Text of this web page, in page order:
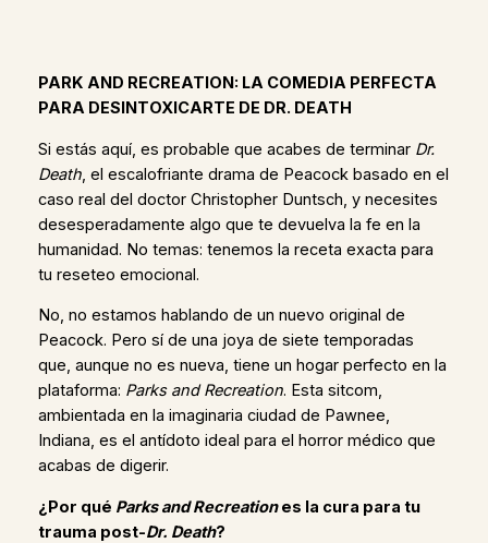
PARK AND RECREATION: LA COMEDIA PERFECTA
PARA DESINTOXICARTE DE DR. DEATH
Si estás aquí, es probable que acabes de terminar Dr.
Death, el escalofriante drama de Peacock basado en el
caso real del doctor Christopher Duntsch, y necesites
desesperadamente algo que te devuelva la fe en la
humanidad. No temas: tenemos la receta exacta para
tu reseteo emocional.
No, no estamos hablando de un nuevo original de
Peacock. Pero sí de una joya de siete temporadas
que, aunque no es nueva, tiene un hogar perfecto en la
plataforma: Parks and Recreation. Esta sitcom,
ambientada en la imaginaria ciudad de Pawnee,
Indiana, es el antídoto ideal para el horror médico que
acabas de digerir.
¿Por qué Parks and Recreationes la cura para tu
trauma post-Dr. Death?